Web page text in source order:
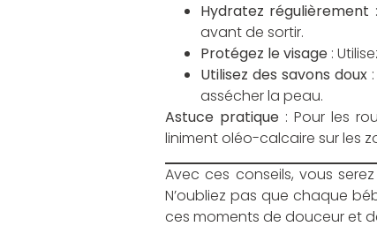
Hydratez régulièrement
avant de sortir.
Protégez le visage :
Utilisez des savons doux:
assécher la peau.
Astuce pratique : Pour les
liniment oléo-calcaire sur les
Avec ces conseils, vous
N’oubliez pas que chaque
ces moments de douceur et